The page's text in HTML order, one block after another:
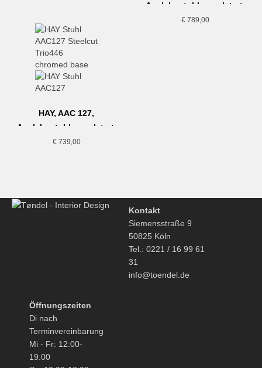
Armlehnstuhl gepolstert,
dunkelblau-schwarz
€ 789,00
HAY, AAC 127,
Armlehnstuhl gepolstert,
Gelb-Chrom
€739,00
Kontakt
Siemensstraße 9
50825 Köln
Tel.: 0221 / 16 99 61
31
info@toendel.de
Öffnungszeiten
Di nach
Terminvereinbarung
Mi - Fr: 12:00-
19:00